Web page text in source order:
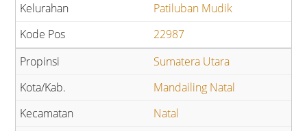
Patiluban Mudik
22987
Sumatera Utara
Mandailing Natal
Natal